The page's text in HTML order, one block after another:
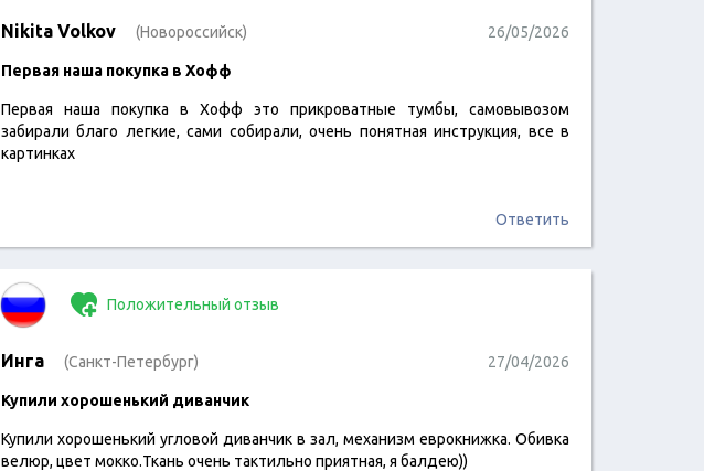
читать отзыв
Nikita Volkov (Новороссийск) 26/05/2026
Первая наша покупка в Хофф
Первая наша покупка в Хофф это прикроватные тумбы, самовывозом
забирали благо легкие, сами собирали, очень понятная инструкция, все в
картинках
Ответить
читать отзыв
Положительный отзыв
Инга (Санкт-Петербург) 27/04/2026
Купили хорошенький диванчик
Купили хорошенький угловой диванчик в зал, механизм еврокнижка. Обивка
велюр, цвет мокко.Ткань очень тактильно приятная, я балдею))